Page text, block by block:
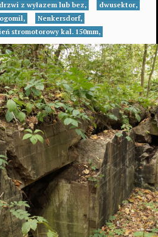
drzwi z wyłazem lub bez,
dwusektor,
Nenkersdorf,
stromotorowy kal. 150mm,